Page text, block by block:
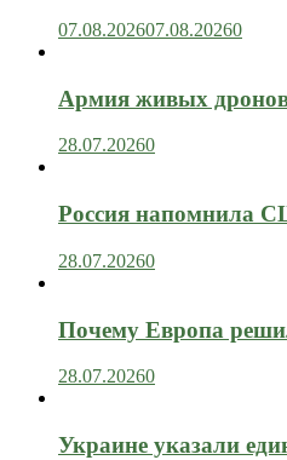
07.08.202607.08.20260
Армия живых
28.07.20260
Россия напомнила
28.07.20260
Почему Европа
28.07.20260
Украине указали